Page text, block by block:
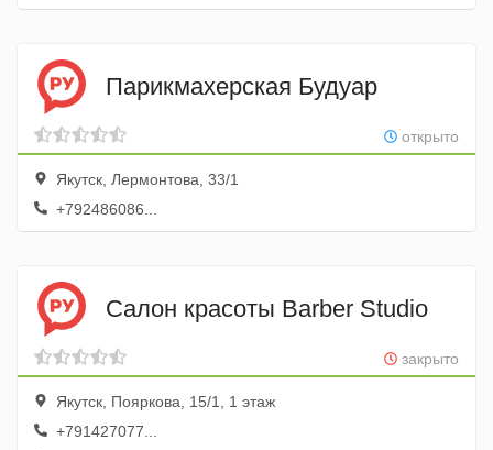
Парикмахерская Будуар
открыто
Якутск, Лермонтова, 33/1
+792486086...
Салон красоты Barber Studio
закрыто
Якутск, Пояркова, 15/1, 1 этаж
+791427077...